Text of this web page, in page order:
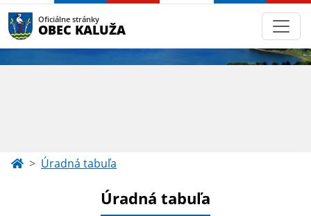
Oficiálne stránky
OBEC KALUŽA
Úradná tabuľa
Úradná tabuľa